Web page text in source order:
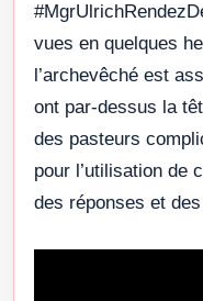
vues en quelques
l’archevêché est
ont par-dessus la
des pasteurs
pour l’utilisation de
des réponses et